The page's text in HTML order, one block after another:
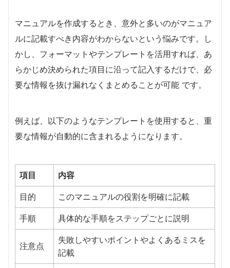
マニュアルを作成するとき、意外と多いのがマニュア
ルに記載すべき内容がわからないという悩みです。し
かし、フォーマットやテンプレートを活用すれば、あ
らかじめ決められた項目に沿って記入するだけで、必
要な情報を抜け漏れなくまとめることが可能 です。
例えば、以下のようなテンプレートを使用すると、重
要な情報が自動的に含まれるようになります。
項目 内容
目的 このマニュアルの役割を明確に記載
手順 具体的な手順をステップごとに説明
注意点
失敗しやすいポイントやよくあるミスを
記載